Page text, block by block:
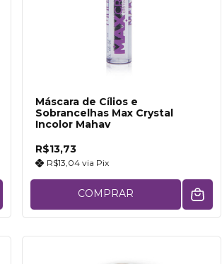
Máscara de Cílios e
Sobrancelhas Max Crystal
Incolor Mahav
R$13,73
R$13,04via Pix
COMPRAR